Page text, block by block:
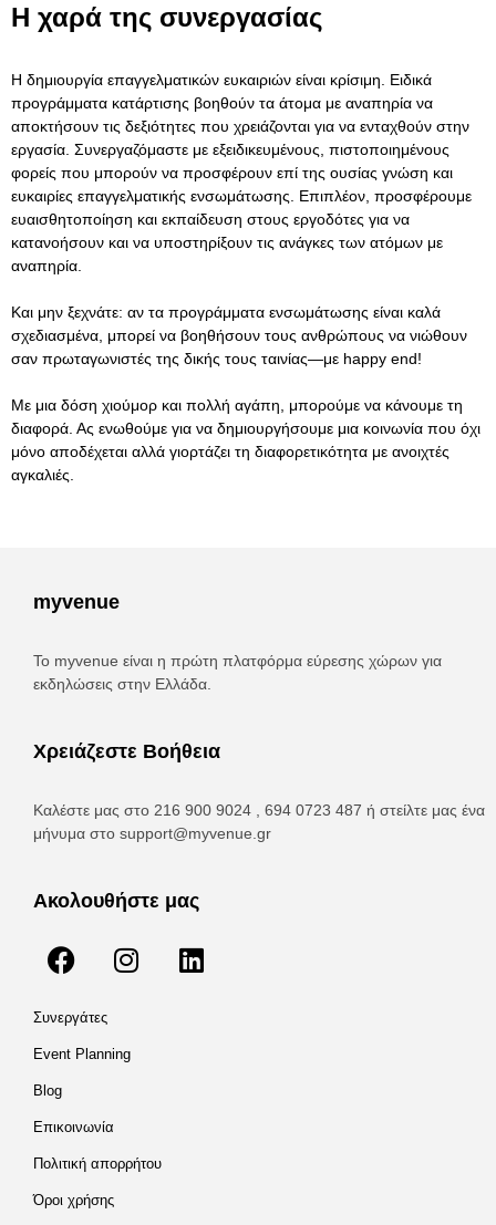
Η χαρά της συνεργασίας
Η δημιουργία επαγγελματικών ευκαιριών είναι κρίσιμη. Ειδικά
προγράμματα κατάρτισης βοηθούν τα άτομα με αναπηρία να
αποκτήσουν τις δεξιότητες που χρειάζονται για να ενταχθούν στην
εργασία. Συνεργαζόμαστε με εξειδικευμένους, πιστοποιημένους
φορείς που μπορούν να προσφέρουν επί της ουσίας γνώση και
ευκαιρίες επαγγελματικής ενσωμάτωσης. Επιπλέον, προσφέρουμε
ευαισθητοποίηση και εκπαίδευση στους εργοδότες για να
κατανοήσουν και να υποστηρίξουν τις ανάγκες των ατόμων με
αναπηρία.
Και μην ξεχνάτε: αν τα προγράμματα ενσωμάτωσης είναι καλά
σχεδιασμένα, μπορεί να βοηθήσουν τους ανθρώπους να νιώθουν
σαν πρωταγωνιστές της δικής τους ταινίας—με happy end!
Με μια δόση χιούμορ και πολλή αγάπη, μπορούμε να κάνουμε τη
διαφορά. Ας ενωθούμε για να δημιουργήσουμε μια κοινωνία που όχι
μόνο αποδέχεται αλλά γιορτάζει τη διαφορετικότητα με ανοιχτές
αγκαλιές.
myvenue
Το myvenue είναι η πρώτη πλατφόρμα εύρεσης χώρων για
εκδηλώσεις στην Ελλάδα.
Χρειάζεστε Βοήθεια
Καλέστε μας στο 216 900 9024 , 694 0723 487 ή στείλτε μας ένα
μήνυμα στο support@myvenue.gr
Ακολουθήστε μας
Συνεργάτες
Event Planning
Blog
Επικοινωνία
Πολιτική απορρήτου
Όροι χρήσης